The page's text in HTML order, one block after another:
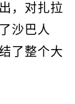
，对扎拉
沙巴人
了整个大